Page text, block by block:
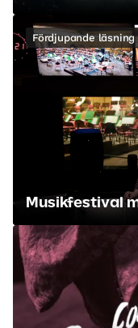
Fördjupande läsning
Musikfestival